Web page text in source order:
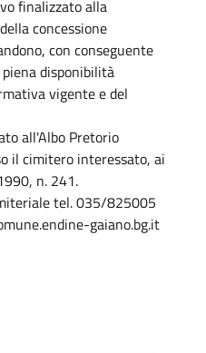
finalizzato alla
concessione
con conseguente
disponibilità
vigente e del
all'Albo Pretorio
il cimitero interessato, ai
n. 241.
tel. 035/825005
gaiano.bg.it